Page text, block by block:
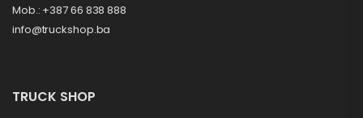
Mob.: +387 66 838 888
info@truckshop.ba
TRUCK SHOP